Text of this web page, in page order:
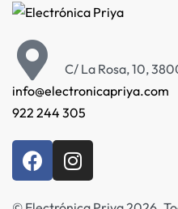
C/ La Rosa, 10,
info@electronicapriya.com
922 244 305